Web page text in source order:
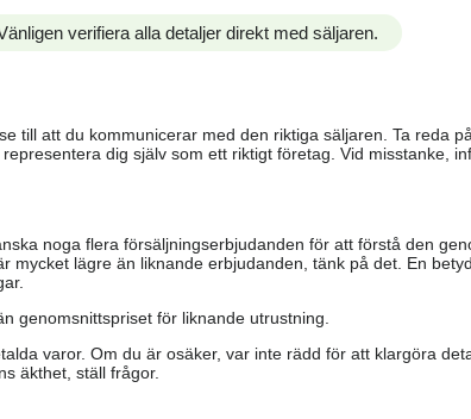
verifiera alla detaljer direkt med säljaren.
till att du kommunicerar med den riktiga säljaren. Ta reda
dig själv som ett riktigt företag. Vid misstanke,
noga flera försäljningserbjudanden för att förstå den
mycket lägre än liknande erbjudanden, tänk på det. En
genomsnittspriset för liknande utrustning.
varor. Om du är osäker, var inte rädd för att klargöra
äkthet, ställ frågor.